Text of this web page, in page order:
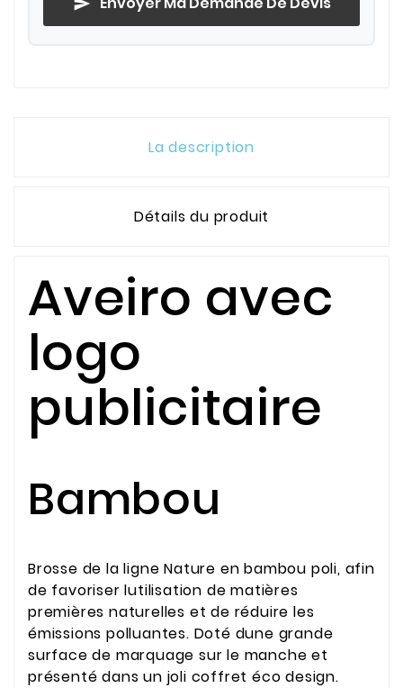
La description
Détails du produit
Aveiro avec
logo
publicitaire
Bambou
Brosse de la ligne Nature en bambou poli, afin
de favoriser lutilisation de matières
premières naturelles et de réduire les
émissions polluantes. Doté dune grande
surface de marquage sur le manche et
présenté dans un joli coffret éco design.